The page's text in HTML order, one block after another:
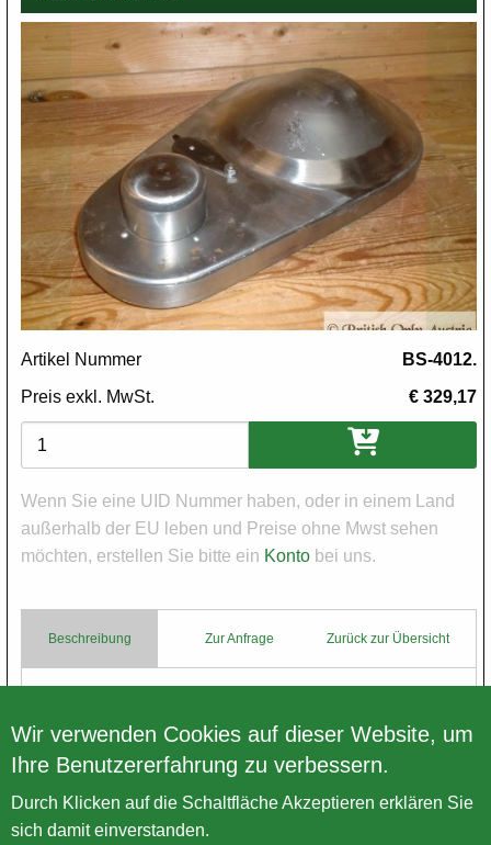
Artikel Nummer
BS-4012.
Preis exkl. MwSt.
€ 329,17
Varianten
Wenn Sie eine UID Nummer haben, oder in einem Land
außerhalb der EU leben und Preise ohne Mwst sehen
möchten, erstellen Sie bitte ein Konto bei uns.
Beschreibung Zurück zur Übersicht
Zur Anfrage
Zurück zur Übersicht
Wir verwenden Cookies auf dieser Website, um
Ihre Benutzererfahrung zu verbessern.
Durch Klicken auf die Schaltfläche Akzeptieren erklären Sie
sich damit einverstanden.